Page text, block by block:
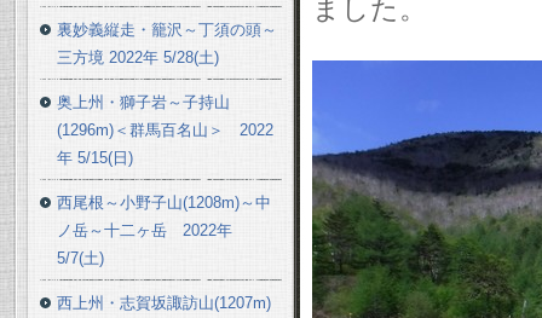
ました。
裏妙義縦走・籠沢～丁須の頭～
三方境 2022年 5/28(土)
奥上州・獅子岩～子持山
(1296m)＜群馬百名山＞ 2022
年 5/15(日)
西尾根～小野子山(1208m)～中
ノ岳～十二ヶ岳 2022年
5/7(土)
西上州・志賀坂諏訪山(1207m)